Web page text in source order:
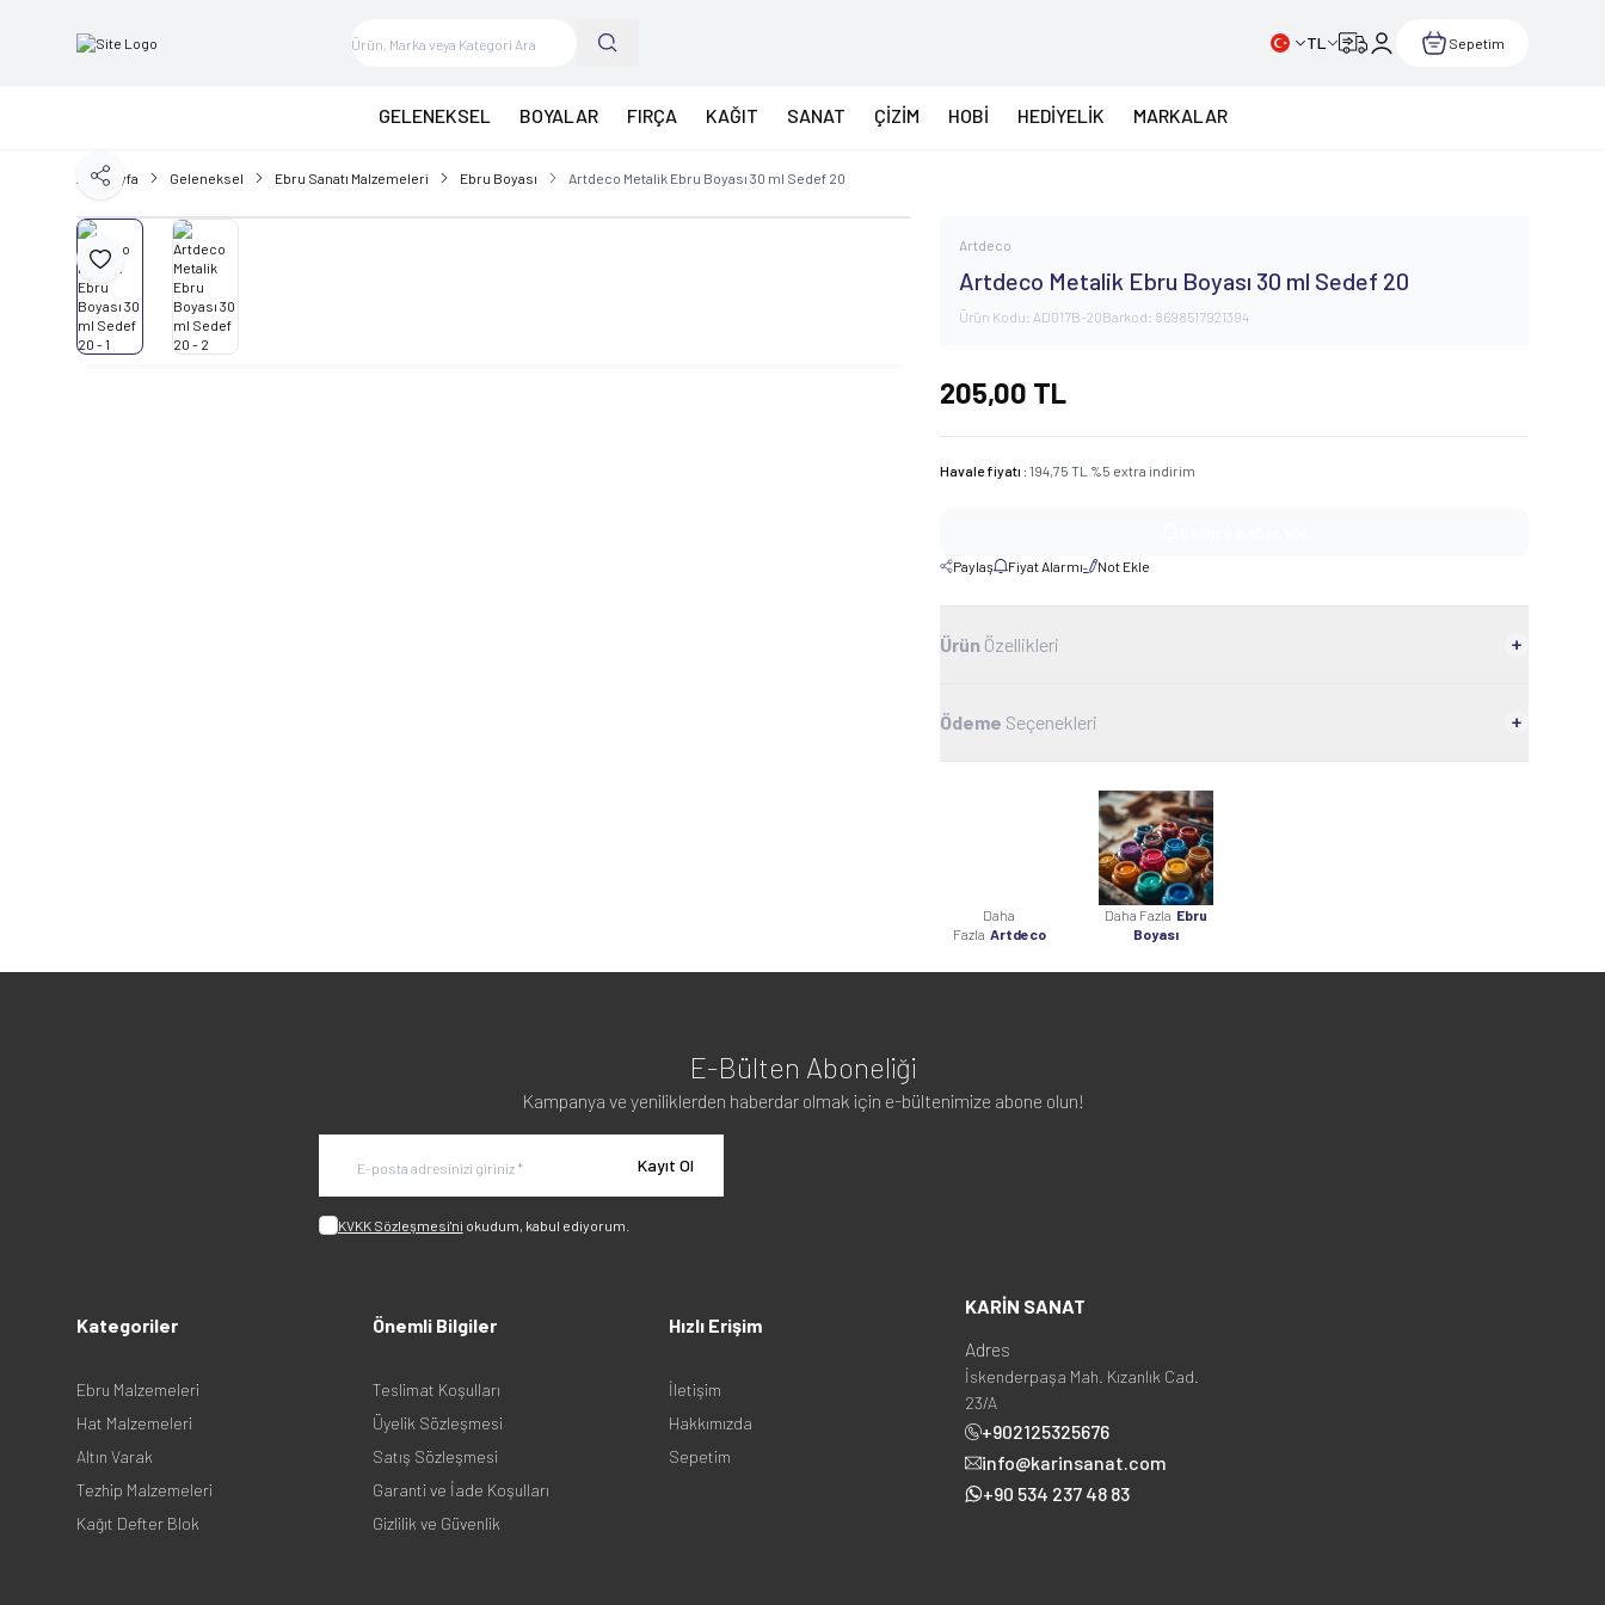
TL Sepetim
GELENEKSEL BOYALAR FIRÇA KAĞIT SANAT ÇİZİM HOBİ HEDİYELİK MARKALAR
Ana Sayfa Geleneksel Ebru Sanatı Malzemeleri Ebru Boyası Artdeco Metalik Ebru Boyası 30 ml Sedef 20
Favoriye Ekle
Paylaş
Artdeco
Artdeco Metalik Ebru Boyası 30 ml Sedef 20
Ürün Kodu: AD017B-20Barkod: 8698517921394
205,00 TL
Havale fiyatı :194,75 TL %5 extra indirim
Paylaş Fiyat Alarmı Not Ekle
Ürün Özellikleri
Ödeme Seçenekleri
Daha
Fazla Artdeco
Daha Fazla Ebru
Boyası
E-Bülten Aboneliği
Kampanya ve yeniliklerden haberdar olmak için e-bültenimize abone olun!
Kayıt Ol
KVKK Sözleşmesi'ni okudum, kabul ediyorum.
Kategoriler
Ebru Malzemeleri
Hat Malzemeleri
Altın Varak
Tezhip Malzemeleri
Kağıt Defter Blok
Önemli Bilgiler
Teslimat Koşulları
Üyelik Sözleşmesi
Satış Sözleşmesi
Garanti ve İade Koşulları
Gizlilik ve Güvenlik
Hızlı Erişim
İletişim
Hakkımızda
Sepetim
KARİN SANAT
Adres
İskenderpaşa Mah. Kızanlık Cad.
23/A
+902125325676
info@karinsanat.com
+90 534 237 48 83